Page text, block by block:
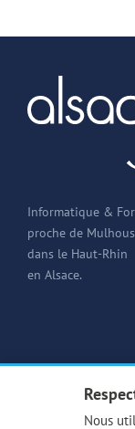
Informatique &
proche de
dans le Haut-Rhin
en Alsace.
Nous